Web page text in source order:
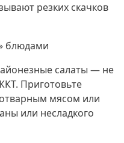
резких скачков
блюдами
салаты — не
Приготовьте
мясом или
или несладкого